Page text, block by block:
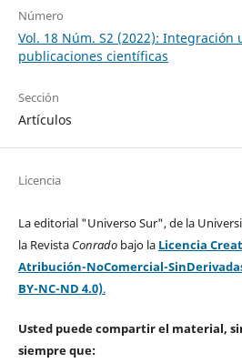
Número
Vol. 18 Núm. S2 (2022):
publicaciones científicas
Sección
Artículos
Licencia
La editorial "Universo Sur", de la
la Revista Conradobajo la Licencia
Atribución-NoComercial-
BY-NC-ND 4.0).
Usted puede compartir el material,
siempre que: